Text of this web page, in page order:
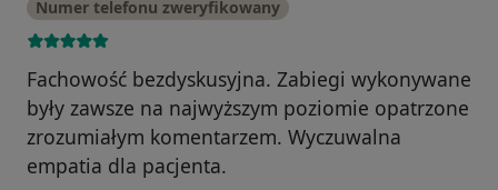
Numer telefonu zweryfikowany
Fachowość bezdyskusyjna. Zabiegi wykonywane
były zawsze na najwyższym poziomie opatrzone
zrozumiałym komentarzem. Wyczuwalna
empatia dla pacjenta.